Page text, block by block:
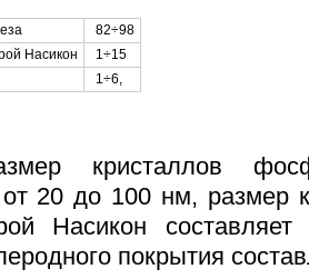
82÷98
Насикон
1÷15
1÷6,
кристаллов
от 20 до 100 нм, размер
Насикон
покрытия